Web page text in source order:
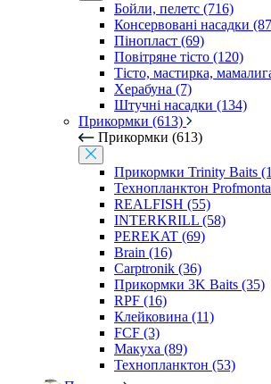
Бойли, пелетс (716)
Консервовані насадки
Пінопласт (69)
Повітряне тісто (120)
Тісто, мастирка,
Херабуна (7)
Штучні насадки (134)
Прикормки (613)
Прикормки (613)
Прикормки Trinity Baits
Технопланктон
REALFISH (55)
INTERKRILL (58)
PEREKAT (69)
Brain (16)
Carptronik (36)
Прикормки 3K Baits (35)
RPF (16)
Клейковина (11)
FCF (3)
Макуха (89)
Технопланктон (53)